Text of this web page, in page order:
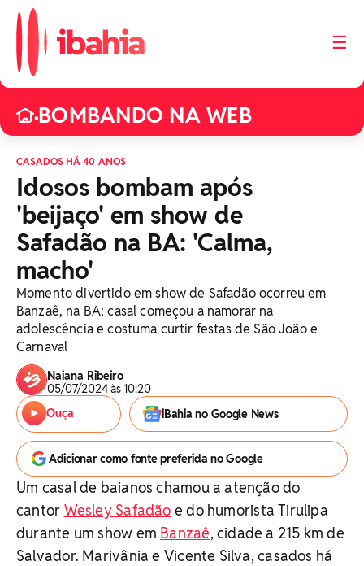
☰
•BOMBANDO NA WEB
CASADOS HÁ 40 ANOS
Idosos bombam após
'beijaço' em show de
Safadão na BA: 'Calma,
macho'
Momento divertido em show de Safadão ocorreu em
Banzaê, na BA; casal começou a namorar na
adolescência e costuma curtir festas de São João e
Carnaval
Naiana Ribeiro
05/07/2024 às 10:20
Ouça
iBahia no Google News
Adicionar como fonte preferida no Google
Um casal de baianos chamou a atenção do
cantor Wesley Safadão e do humorista Tirulipa
durante um show em Banzaê, cidade a 215 km de
Salvador. Marivânia e Vicente Silva, casados há